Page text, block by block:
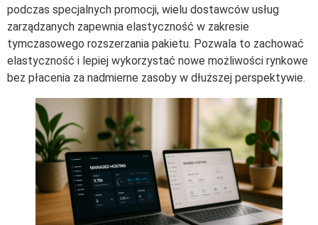
podczas specjalnych promocji, wielu dostawców usług
zarządzanych zapewnia elastyczność w zakresie
tymczasowego rozszerzania pakietu. Pozwala to zachować
elastyczność i lepiej wykorzystać nowe możliwości rynkowe
bez płacenia za nadmierne zasoby w dłuższej perspektywie.